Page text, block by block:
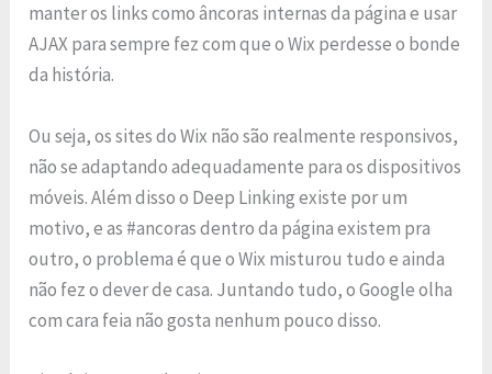
manter os links como âncoras internas da página e usar
AJAX para sempre fez com que o Wix perdesse o bonde
da história.
Ou seja, os sites do Wix não são realmente responsivos,
não se adaptando adequadamente para os dispositivos
móveis. Além disso o Deep Linking existe por um
motivo, e as #ancoras dentro da página existem pra
outro, o problema é que o Wix misturou tudo e ainda
não fez o dever de casa. Juntando tudo, o Google olha
com cara feia não gosta nenhum pouco disso.